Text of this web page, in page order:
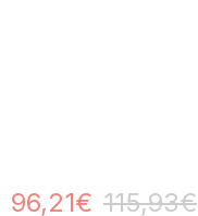
96,21€ 115,93€